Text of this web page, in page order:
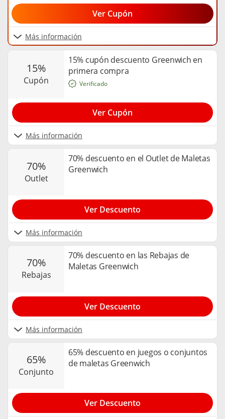
Más información
Ver Cupón
15%
cupón
15% cupón descuento Greenwich en
primera compra
Más información
Verificado
Ver Cupón
70%
outlet
70% descuento en el Outlet de Maletas
Greenwich
Más información
Ver Descuento
70%
rebajas
70% descuento en las Rebajas de
Maletas Greenwich
Más información
Ver Descuento
65%
conjunto
65% descuento en juegos o conjuntos
de maletas Greenwich
Ver Descuento